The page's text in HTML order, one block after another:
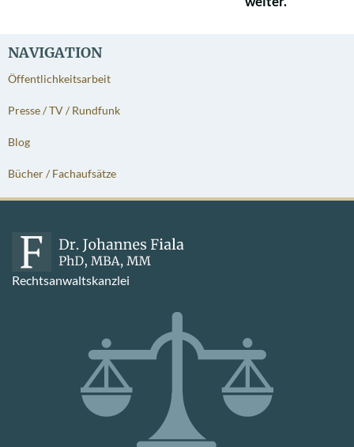
NAVIGATION
Öffentlichkeitsarbeit
Presse / TV / Rundfunk
Blog
Bücher / Fachaufsätze
Rechtsanwaltskanzlei